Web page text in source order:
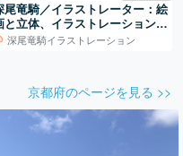
尾竜騎／イラストレーター：絵
と立体、イラストレーションの
界
深尾竜騎イラストレーション
京都府のページを見る >>